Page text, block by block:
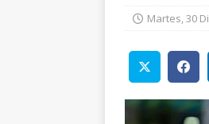
Martes, 30